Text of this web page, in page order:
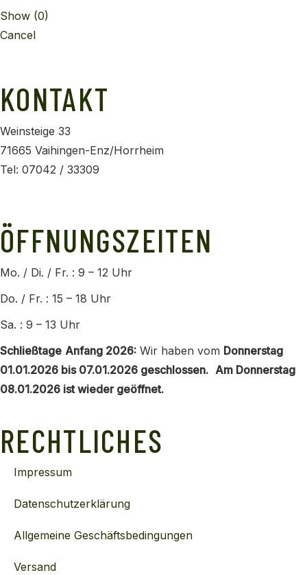
Show (0)
Cancel
KONTAKT
Weinsteige 33
71665 Vaihingen-Enz/Horrheim
Tel: 07042 / 33309
ÖFFNUNGSZEITEN
Mo. / Di. / Fr. : 9 – 12 Uhr
Do. / Fr. : 15 – 18 Uhr
Sa. : 9 – 13 Uhr
Schließtage Anfang 2026: Wir haben vom Donnerstag
01.01.2026 bis 07.01.2026 geschlossen. Am Donnerstag
08.01.2026 ist wieder geöffnet.
RECHTLICHES
Impressum
Datenschutzerklärung
Allgemeine Geschäftsbedingungen
Versand